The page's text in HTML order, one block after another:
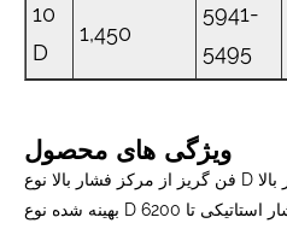
10
D
1,450
5941-
5495
ویژگی های محصول
فن گریز از مرکز فشار بالا نوع D از طراحی کانال جریان فشار بالا
بهینه شده نوع D با حداکثر فشار استاتیکی تا 6200Pa استفاده می کند.